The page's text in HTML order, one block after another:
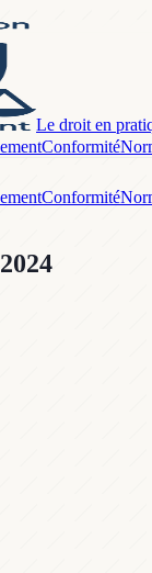
Le droit en
Conformité
Conformité